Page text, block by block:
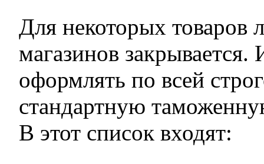
Для некоторых товаров
магазинов закрывается.
оформлять по всей
стандартную
В этот список входят: